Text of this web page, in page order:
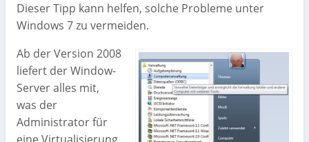
Dieser Tipp kann helfen, solche Probleme unter
Windows 7 zu vermeiden.
Ab der Version 2008
liefert der Window-
Server alles mit,
was der
Administrator für